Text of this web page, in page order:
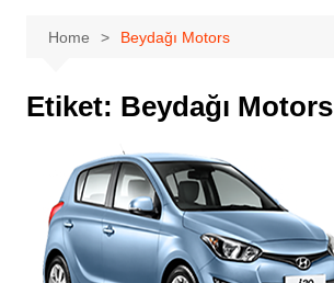
Home Beydağı Motors
Etiket: Beydağı Motors